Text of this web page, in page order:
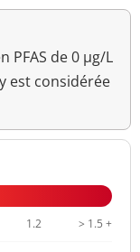
PFAS de 0 µg/L
est considérée
1.2 > 1.5 +